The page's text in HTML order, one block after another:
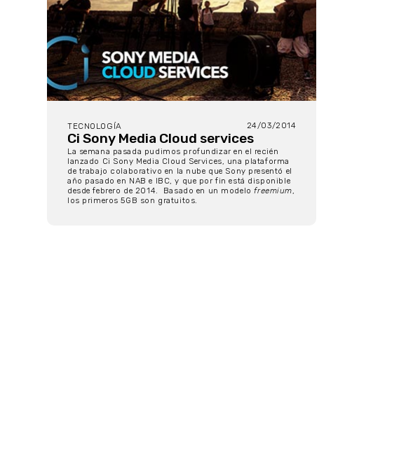
TECNOLOGÍA 24/03/2014
Ci Sony Media Cloud services
La semana pasada pudimos profundizar en el recién
lanzado Ci Sony Media Cloud Services, una plataforma
de trabajo colaborativo en la nube que Sony presentó el
año pasado en NAB e IBC, y que por fin está disponible
desde febrero de 2014. Basado en un modelofreemium,
los primeros 5GB son gratuitos.